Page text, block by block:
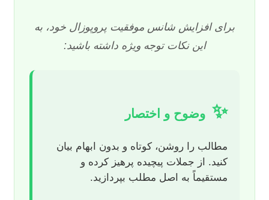
برای افزایش شانس موفقیت پروپوزال خود، به
این نکات توجه ویژه داشته باشید:
✨ وضوح و اختصار
مطالب را روشن، کوتاه و بدون ابهام بیان
کنید. از جملات پیچیده پرهیز کرده و
مستقیماً به اصل مطلب بپردازید.